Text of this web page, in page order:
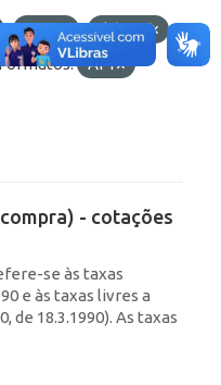
ptax
diárias
API
- cotações
se às taxas
e às taxas livres a
de 18.3.1990). As taxas